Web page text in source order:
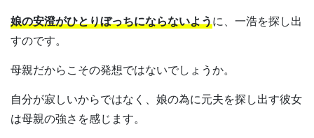
娘の安澄がひとりぼっちにならないように、一浩を探し出
すのです。
母親だからこその発想ではないでしょうか。
自分が寂しいからではなく、娘の為に元夫を探し出す彼女
は母親の強さを感じます。